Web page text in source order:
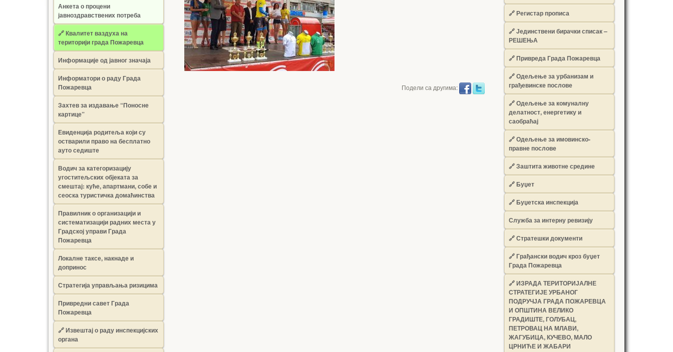
Анкета о процени
јавноздравствених потреба
🔗 Квалитет ваздуха на
територији града Пожаревца
Информације од јавног значаја
Информатори о раду Града
Пожаревца
Захтев за издавање “Поносне
картице”
Евиденција родитеља који су
остварили право на бесплатно
ауто седиште
Водич за категоризацију
угоститељских објеката за
смештај: куће, апартмани, собе и
сеоска туристичка домаћинства
Правилник о организацији и
систематизацији радних места у
Градској управи Града
Пожаревца
Локалне таксе, накнаде и
допринос
Стратегија управљања ризицима
Привредни савет Града
Пожаревца
🔗Извештај о раду инспекцијских
органа
Подели са другима:
🔗Регистар прописа
🔗Јединствени бирачки списак –
РЕШЕЊА
🔗Привреда Града Пожаревца
🔗Одељење за урбанизам и
грађевинске послове
🔗Одељење за комуналну
делатност, енергетику и
саобраћај
🔗Одељење за имовинско-
правне послове
🔗Заштита животне средине
🔗Буџет
🔗Буџетска инспекција
Служба за интерну ревизију
🔗Стратешки документи
🔗Грађански водич кроз буџет
Града Пожаревца
🔗ИЗРАДА ТЕРИТОРИЈАЛНЕ
СТРАТЕГИЈЕ УРБАНОГ
ПОДРУЧЈА ГРАДА ПОЖАРЕВЦА
И ОПШТИНА ВЕЛИКО
ГРАДИШТЕ, ГОЛУБАЦ,
ПЕТРОВАЦ НА МЛАВИ,
ЖАГУБИЦА, КУЧЕВО, МАЛО
ЦРНИЋЕ И ЖАБАРИ